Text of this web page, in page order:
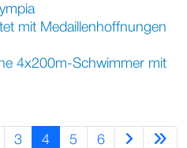
mit Medaillenhoffnungen
4x200m-Schwimmer mit
3 4 5 6